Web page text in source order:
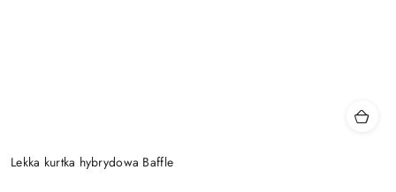
Lekka kurtka hybrydowa Baffle